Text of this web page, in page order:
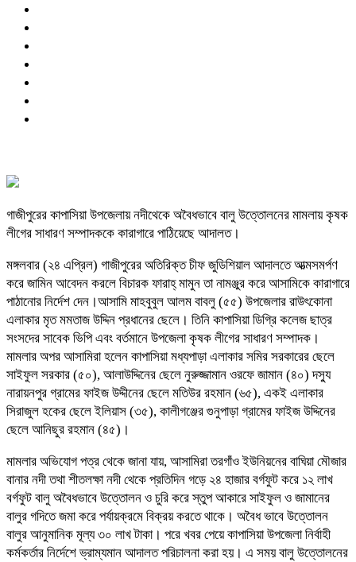
গাজীপুরের কাপাসিয়া উপজেলায় নদীথেকে অবৈধভাবে বালু উত্তোলনের মামলায় কৃষক
লীগের সাধারণ সম্পাদককে কারাগারে পাঠিয়েছে আদালত।
মঙ্গলবার (২৪ এপ্রিল) গাজীপুরের অতিরিক্ত চীফ জুডিশিয়াল আদালতে আত্মসমর্পণ
করে জামিন আবেদন করলে বিচারক ফারাহ্ মামুন তা নামঞ্জুর করে আসামিকে কারাগারে
পাঠানোর নির্দেশ দেন।আসামি মাহবুবুল আলম বাবলু (৫৫) উপজেলার রাউৎকোনা
এলাকার মৃত মমতাজ উদ্দিন প্রধানের ছেলে। তিনি কাপাসিয়া ডিগ্রি কলেজ ছাত্র
সংসদের সাবেক ভিপি এবং বর্তমানে উপজেলা কৃষক লীগের সাধারণ সম্পাদক।
মামলার অপর আসামিরা হলেন কাপাসিয়া মধ্যপাড়া এলাকার সমির সরকারের ছেলে
সাইফুল সরকার (৫০), আলাউদ্দিনের ছেলে নুরুজ্জামান ওরফে জামান (৪০) দস্যু
নারায়নপুর গ্রামের ফাইজ উদ্দীনের ছেলে মতিউর রহমান (৬৫), একই এলাকার
সিরাজুল হকের ছেলে ইলিয়াস (৩৫), কালীগঞ্জের গুনুপাড়া গ্রামের ফাইজ উদ্দিনের
ছেলে আনিছুর রহমান (৪৫)।
মামলার অভিযোগ পত্র থেকে জানা যায়, আসামিরা তরগাঁও ইউনিয়নের বাঘিয়া মৌজার
বানার নদী তথা শীতলক্ষা নদী থেকে প্রতিদিন গড়ে ২৪ হাজার বর্গফুট করে ১২ লাখ
বর্গফুট বালু অবৈধভাবে উত্তোলন ও চুরি করে স্তুপ আকারে সাইফুল ও জামানের
বালুর গদিতে জমা করে পর্যায়ক্রমে বিক্রয় করতে থাকে। অবৈধ ভাবে উত্তোলন
বালুর আনুমানিক মূল্য ৩০ লাখ টাকা। পরে খবর পেয়ে কাপাসিয়া উপজেলা নির্বাহী
কর্মকর্তার নির্দেশে ভ্রাম্যমান আদালত পরিচালনা করা হয়। এ সময় বালু উত্তোলনের